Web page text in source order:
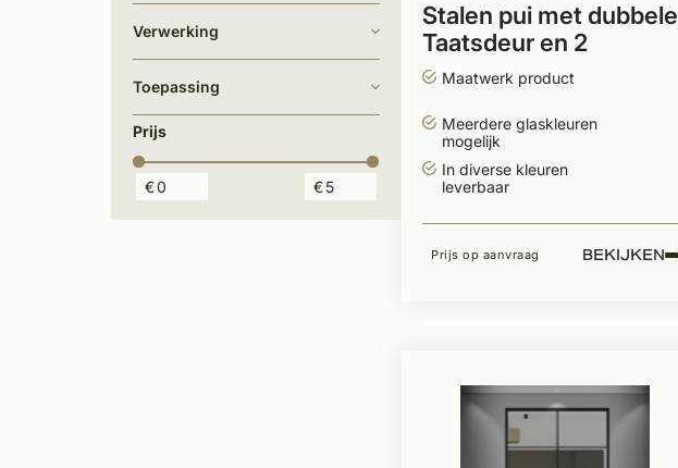
Verwerking
Toepassing
Prijs
€ €
Stalen pui met dubbele
Taatsdeur en 2
zijpanelen
Maatwerk product
Meerdere glaskleuren
mogelijk
In diverse kleuren
leverbaar
Prijs op aanvraag BEKIJKEN